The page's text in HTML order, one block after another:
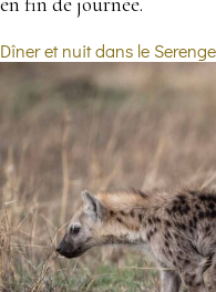
Dîner et nuit dans le